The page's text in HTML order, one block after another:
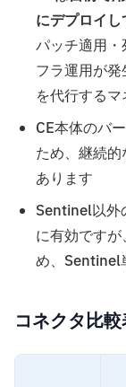
にデプロイ
パッチ適用
フラ運用が
を代行するマ
CE本体のバ
ため、継続
あります
Sentinel以外
に有効です
め、Sentinel
コネクタ比較